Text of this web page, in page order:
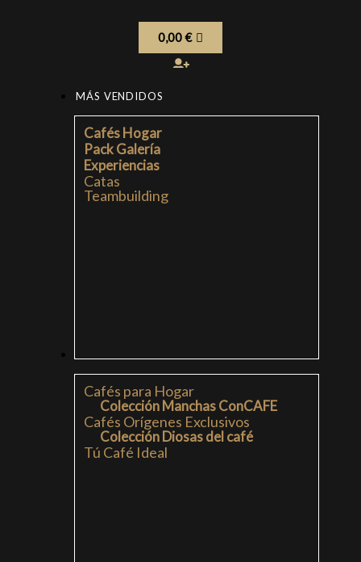
0,00€
MÁS VENDIDOS
Cafés Hogar
Pack Galería
Experiencias
Catas
Teambuilding
Cafés para Hogar
Colección Manchas ConCAFE
Cafés Orígenes Exclusivos
Colección Diosas del café
Tú Café Ideal